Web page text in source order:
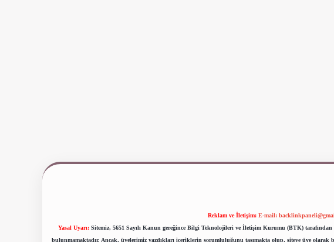
Reklam ve İletişim: E-mail:
Yasal Uyarı: Sitemiz, 5651 Sayılı Kanun gereğince Bilgi Teknolojileri ve İletişim Kurumu (BTK)
bulunmamaktadır. Ancak, üyelerimiz yazdıkları içeriklerin sorumluluğunu taşımakta olup, siteye üye